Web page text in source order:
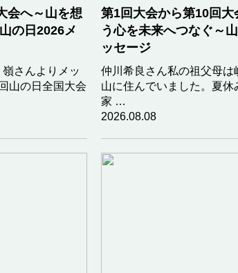
会へ～山を想
の日2026メ
さんよりメッ
山の日全国大会
第1回大会から第10回大
う心を未来へつなぐ～
ッセージ
仲川希良さん私の祖父母は
山に住んでいました。夏休
家 …
2026.08.08